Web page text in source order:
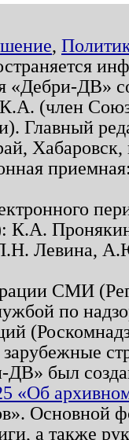
,
«Дебри-ДВ»
(член
Главный
К.А.
Левина,
СМИ
по
ДВ» был
«Об
Основной
а также